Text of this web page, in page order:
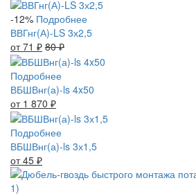
-12% Подробнее
ВВГнг(А)-LS 3х2,5
от 71 ₽ 80₽
Подробнее
ВБШВнг(а)-ls 4x50
от 1 870 ₽
Подробнее
ВБШВнг(а)-ls 3х1,5
от 45 ₽